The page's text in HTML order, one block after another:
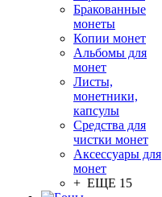
Бракованные
монеты
Копии монет
Альбомы для
монет
Листы,
монетники,
капсулы
Средства для
чистки монет
Аксессуары для
монет
+ ЕЩЕ 15